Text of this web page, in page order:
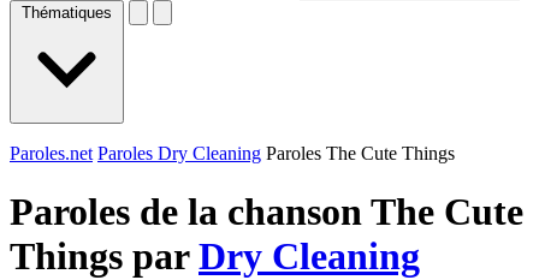
Thématiques
Paroles.net Paroles Dry Cleaning Paroles The Cute Things
Paroles de la chanson The Cute
Things parDry Cleaning